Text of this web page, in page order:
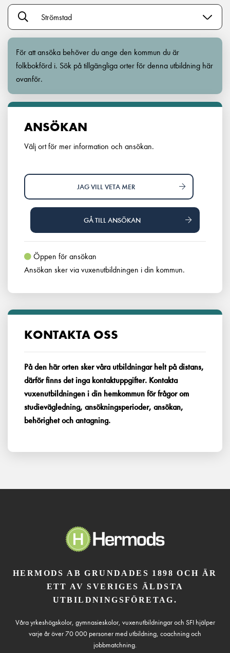
Strömstad
För att ansöka behöver du ange den kommun du är
folkbokförd i. Sök på tillgängliga orter för denna utbildning här
ovanför.
ANSÖKAN
Välj ort för mer information och ansökan.
JAG VILL VETA MER
GÅ TILL ANSÖKAN
Öppen för ansökan
Ansökan sker via vuxenutbildningen i din kommun.
KONTAKTA OSS
På den här orten sker våra utbildningar helt på distans,
därför finns det inga kontaktuppgifter. Kontakta
vuxenutbildningen i din hemkommun för frågor om
studievägledning, ansökningsperioder, ansökan,
behörighet och antagning.
HERMODS AB GRUNDADES 1898 OCH ÄR
ETT AV SVERIGES ÄLDSTA
UTBILDNINGSFÖRETAG.
Våra yrkeshögskolor, gymnasieskolor, vuxenutbildningar och SFI hjälper
varje år över 70 000 personer med utbildning, coachning och
jobbmatchning.